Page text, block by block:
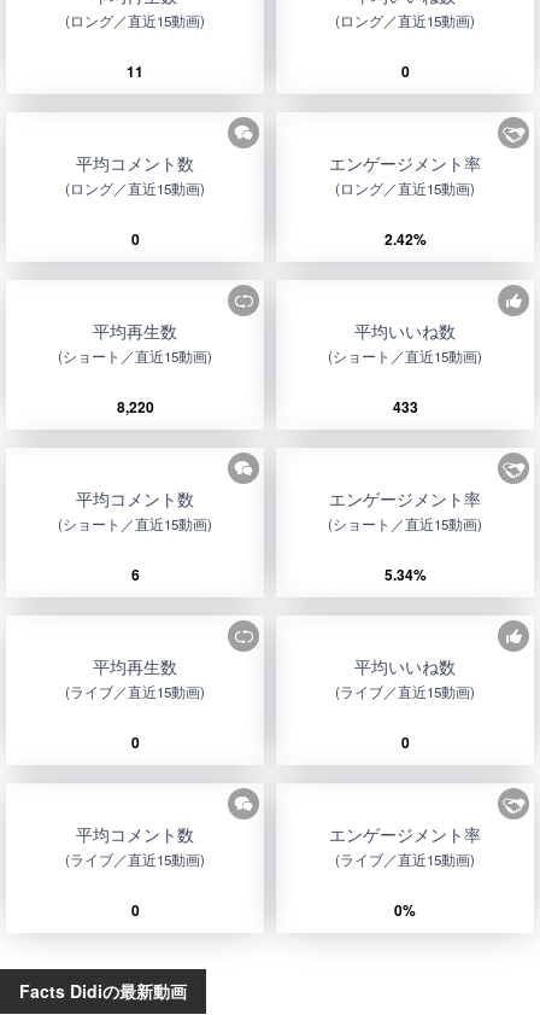
(ロング／直近15動画)
11
(ロング／直近15動画)
0
平均コメント数
(ロング／直近15動画)
0
エンゲージメント率
(ロング／直近15動画)
2.42%
平均再生数
(ショート／直近15動画)
8,220
平均いいね数
(ショート／直近15動画)
433
平均コメント数
(ショート／直近15動画)
6
エンゲージメント率
(ショート／直近15動画)
5.34%
平均再生数
(ライブ／直近15動画)
0
平均いいね数
(ライブ／直近15動画)
0
平均コメント数
(ライブ／直近15動画)
0
エンゲージメント率
(ライブ／直近15動画)
0%
Facts Didiの最新動画